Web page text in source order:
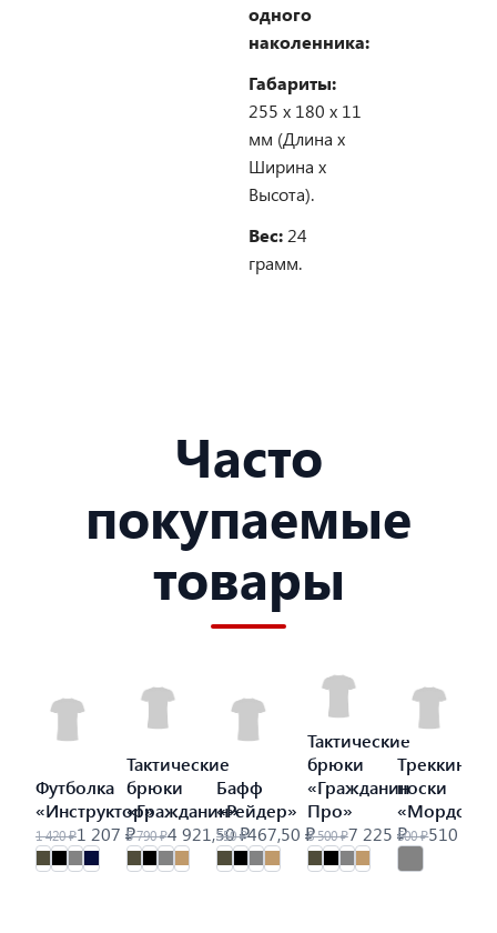
одного
наколенника:
Габариты:
255 х 180 х 11
мм (Длина х
Ширина х
Высота).
Вес: 24
грамм.
Часто
покупаемые
товары
Футболка
«Инструктор»
1 420 ₽1 207 ₽
Тактические
брюки
«Гражданин»
5 790 ₽4 921,50 ₽
Бафф
«Рейдер»
550 ₽467,50 ₽
Тактические
брюки
«Гражданин
Про»
8 500 ₽7 225 ₽
носки
«Мордор»
600 ₽510 ₽